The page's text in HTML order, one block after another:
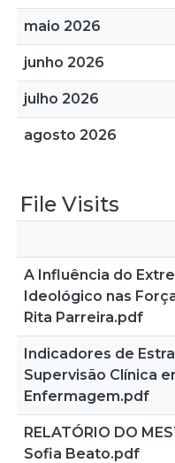
maio 2026
junho 2026
julho 2026
agosto 2026
File Visits
A Influência do
Ideológico nas
Rita Parreira.pdf
Indicadores de
Supervisão Clínica
Enfermagem.pdf
RELATÓRIO DO
Sofia Beato.pdf